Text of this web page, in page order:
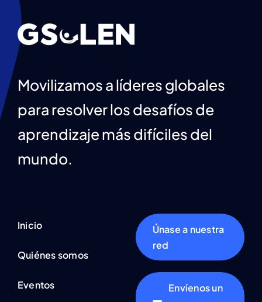
Movilizamos a líderes globales
para resolver los desafíos de
aprendizaje más difíciles del
mundo.
Inicio
Quiénes somos
Eventos
Únase a nuestra
red
Envíenos un